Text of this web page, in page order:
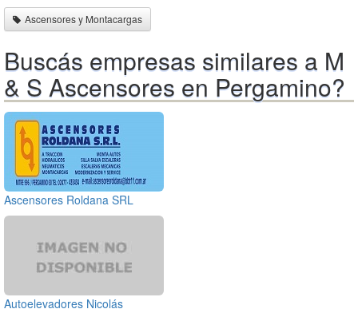
Ascensores y Montacargas
Buscás empresas similares a M
& S Ascensores en Pergamino?
Ascensores Roldana SRL
Autoelevadores Nicolás